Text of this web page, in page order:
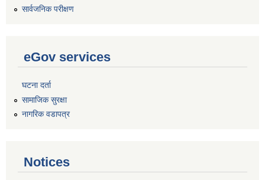
सार्वजनिक परीक्षण
eGov services
घटना दर्ता
सामाजिक सुरक्षा
नागरिक वडापत्र
Notices